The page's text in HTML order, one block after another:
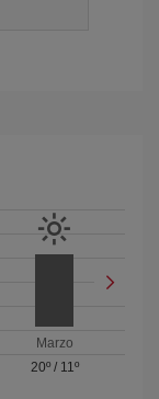
Marzo
20º/ 11º